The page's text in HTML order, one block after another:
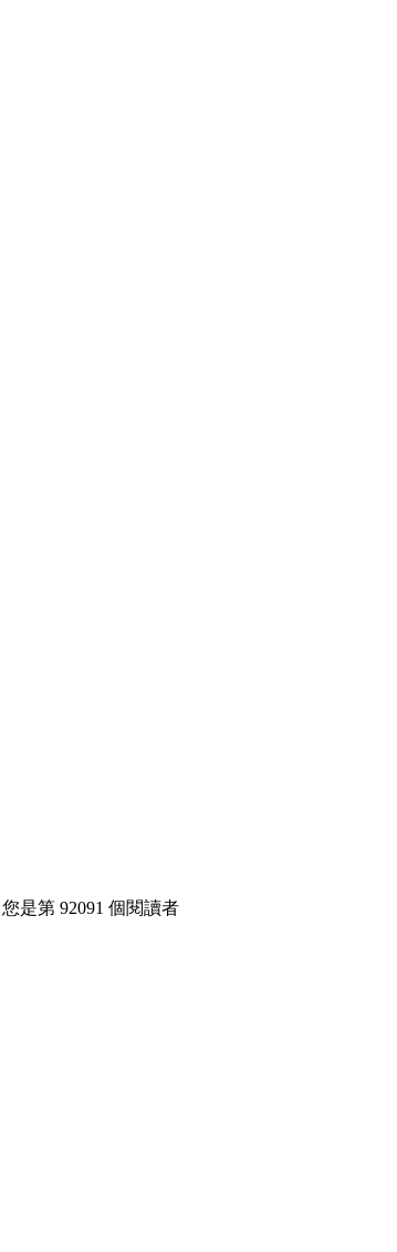
您是第 92091 個閱讀者